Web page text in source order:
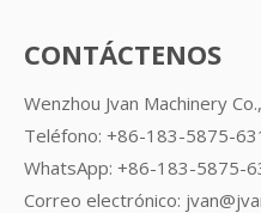
CONTÁCTENOS
Wenzhou Jvan Machinery
Teléfono: +86-183-5875-
WhatsApp: +86-183-5875-
Correo electrónico: